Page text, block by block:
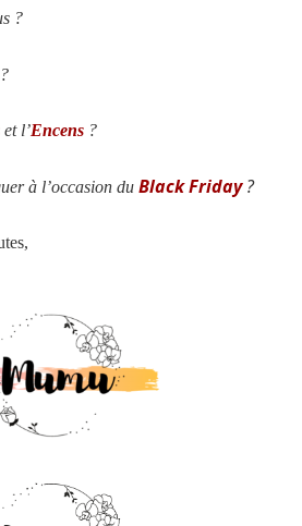
?
et l’Encens ?
à l’occasion du Black Friday?